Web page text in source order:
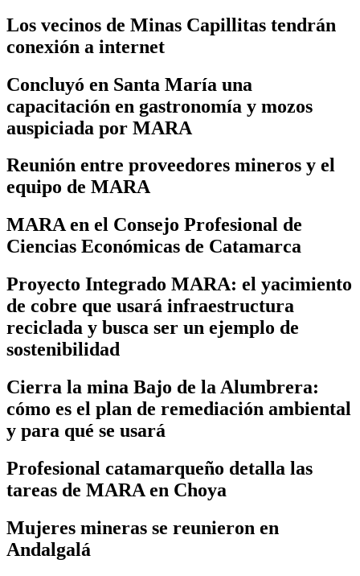
Los vecinos de Minas Capillitas tendrán
conexión a internet
Concluyó en Santa María una
capacitación en gastronomía y mozos
auspiciada por MARA
Reunión entre proveedores mineros y el
equipo de MARA
MARA en el Consejo Profesional de
Ciencias Económicas de Catamarca
Proyecto Integrado MARA: el yacimiento
de cobre que usará infraestructura
reciclada y busca ser un ejemplo de
sostenibilidad
Cierra la mina Bajo de la Alumbrera:
cómo es el plan de remediación ambiental
y para qué se usará
Profesional catamarqueño detalla las
tareas de MARA en Choya
Mujeres mineras se reunieron en
Andalgalá